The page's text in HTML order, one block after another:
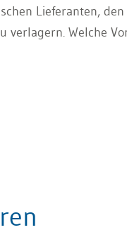
Lieferanten,
verlagern. Welche